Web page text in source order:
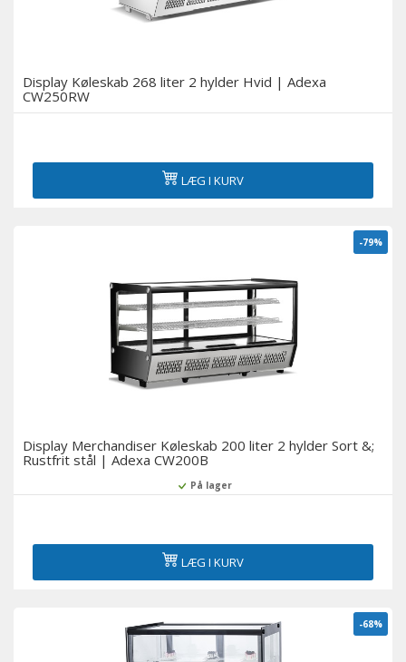
Display Køleskab 268 liter 2 hylder Hvid | Adexa
CW250RW
LÆG I KURV
-79%
Display Merchandiser Køleskab 200 liter 2 hylder Sort &;
Rustfrit stål | Adexa CW200B
På lager
LÆG I KURV
-68%
Køleskabe til supermarkeder
Servering over diske og delikatessekøleskabe
Displays med flere dæk og vægskabe med køling
Udstillingsvinduer til sushi og tapas